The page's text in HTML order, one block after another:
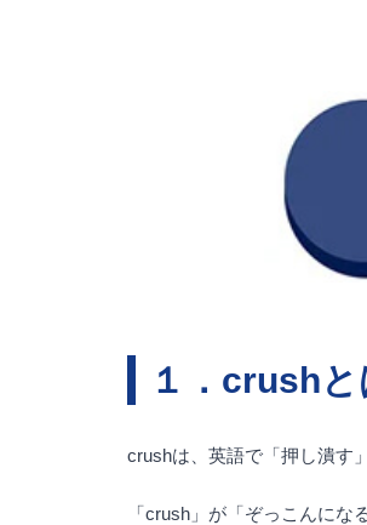
１．crushと
crushは、英語で「押し潰す
「crush」が「ぞっこんに